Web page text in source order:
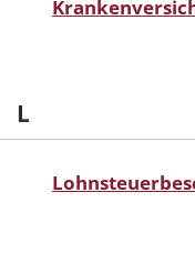
L